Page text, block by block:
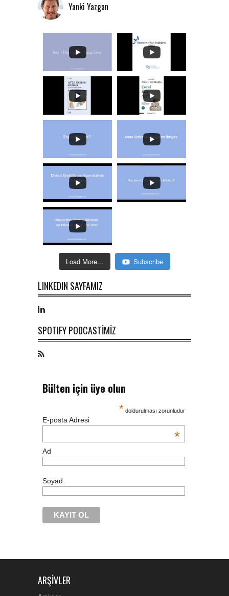
Yanki Yazgan
Load More... Subscribe
LINKEDIN SAYFAMIZ
SPOTIFY PODCASTİMİZ
Bülten için üye olun
* doldurulması zorunludur
E-posta Adresi
*
Ad
Soyad
ARŞIVLER
nike